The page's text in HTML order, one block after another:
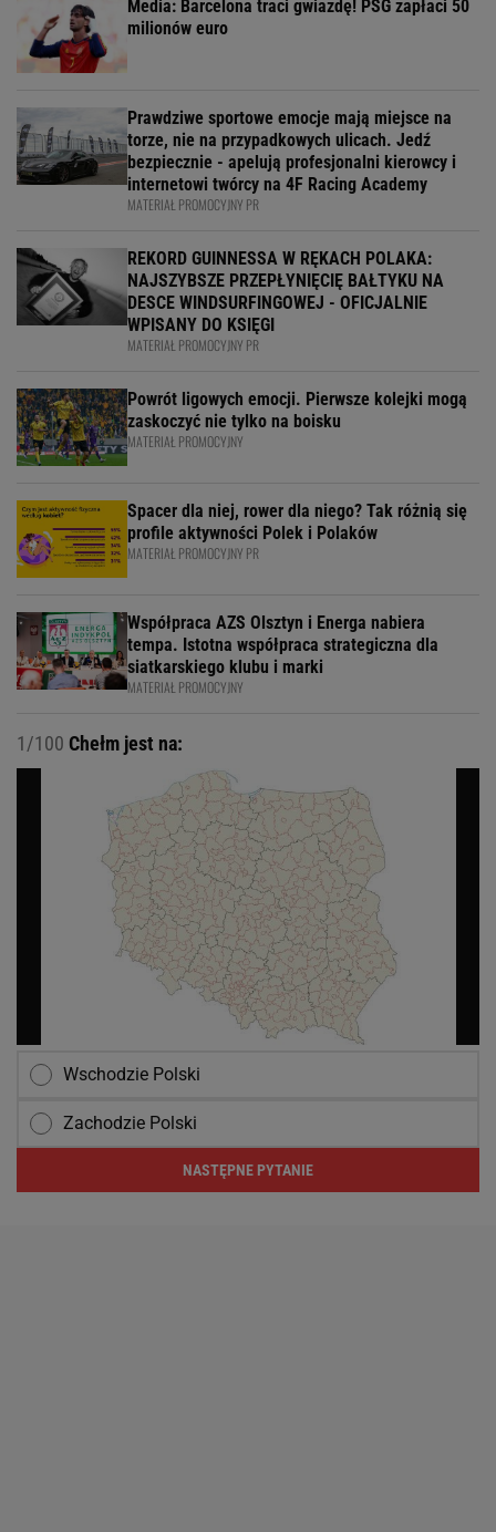
Media: Barcelona traci gwiazdę! PSG zapłaci 50
milionów euro
Prawdziwe sportowe emocje mają miejsce na
torze, nie na przypadkowych ulicach. Jedź
bezpiecznie - apelują profesjonalni kierowcy i
internetowi twórcy na 4F Racing Academy
MATERIAŁ PROMOCYJNY PR
REKORD GUINNESSA W RĘKACH POLAKA:
NAJSZYBSZE PRZEPŁYNIĘCIĘ BAŁTYKU NA
DESCE WINDSURFINGOWEJ - OFICJALNIE
WPISANY DO KSIĘGI
MATERIAŁ PROMOCYJNY PR
Powrót ligowych emocji. Pierwsze kolejki mogą
zaskoczyć nie tylko na boisku
MATERIAŁ PROMOCYJNY
Spacer dla niej, rower dla niego? Tak różnią się
profile aktywności Polek i Polaków
MATERIAŁ PROMOCYJNY PR
Współpraca AZS Olsztyn i Energa nabiera
tempa. Istotna współpraca strategiczna dla
siatkarskiego klubu i marki
MATERIAŁ PROMOCYJNY
1/100 Chełm jest na:
Wschodzie Polski
Zachodzie Polski
NASTĘPNE PYTANIE